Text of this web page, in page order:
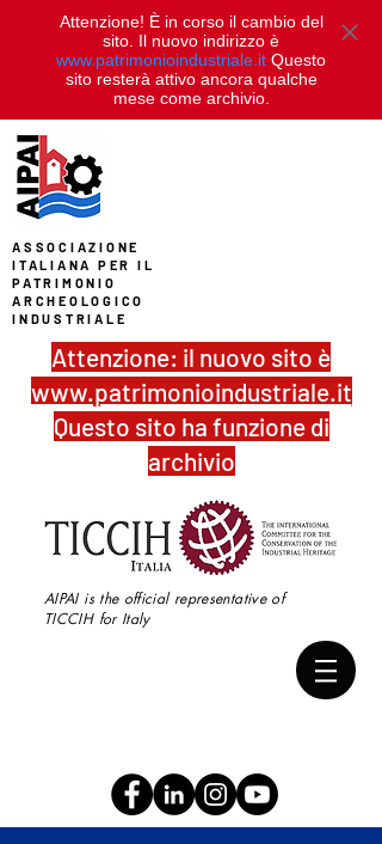
Attenzione! È in corso il cambio del
sito. Il nuovo indirizzo è
www.patrimonioindustriale.it Questo
sito resterà attivo ancora qualche
mese come archivio.
ASSOCIAZIONE
ITALIANA PER IL
PATRIMONIO
ARCHEOLOGICO
INDUSTRIALE
Attenzione: il nuovo sito è
www.patrimonioindustriale.it
Questo sito ha funzione di
archivio
AIPAI is the official representative of
TICCIH for Italy